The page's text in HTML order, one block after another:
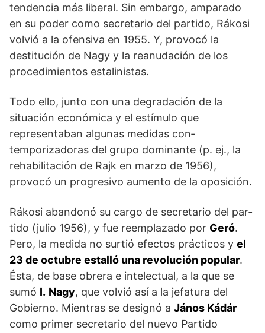
tendencia más liberal. Sin embargo, amparado
en su poder como secretario del partido, Rákosi
volvió a la ofensiva en 1955. Y, provocó la
destitución de Nagy y la reanudación de los
procedimientos estalinistas.
Todo ello, junto con una degradación de la
situación econó­mica y el estímulo que
representaban algunas medidas con­
temporizadoras del grupo dominante (p. ej., la
rehabilitación de Rajk en marzo de 1956),
provocó un progresivo aumento de la oposición.
Rákosi abandonó su cargo de secretario del par­
tido (julio 1956), y fue reemplazado por Geró.
Pero, la medida no surtió efectos prácticos y el
23 de octubre estalló una revolución popular.
Ésta, de base obrera e intelectual, a la que se
sumó I. Nagy, que volvió así a la jefatura del
Gobierno. Mientras se designó a János Kádár
como primer secretario del nuevo Partido